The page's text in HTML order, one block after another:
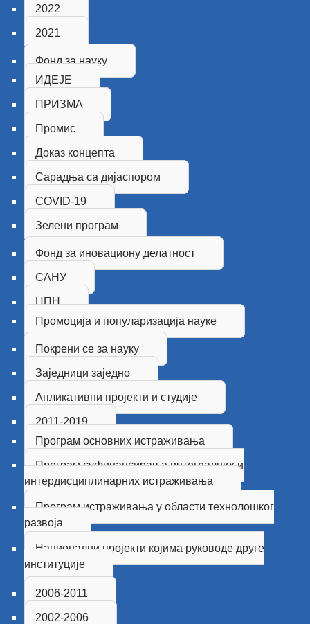
2022
2021
Фонд за науку
ИДЕЈЕ
ПРИЗМА
Промис
Доказ концепта
Сарадња са дијаспором
COVID-19
Зелени програм
Фонд за иновациону делатност
САНУ
ЦПН
Промоција и популаризација науке
Покрени се за науку
Заједници заједно
Апликативни пројекти и студије
2011-2019
Програм основних истраживања
Програм суфинансирања интегралних и
интердисциплинарних истраживања
Програм истраживања у области технолошког
развоја
Национални пројекти којима руководе друге
институцијe
2006-2011
2002-2006